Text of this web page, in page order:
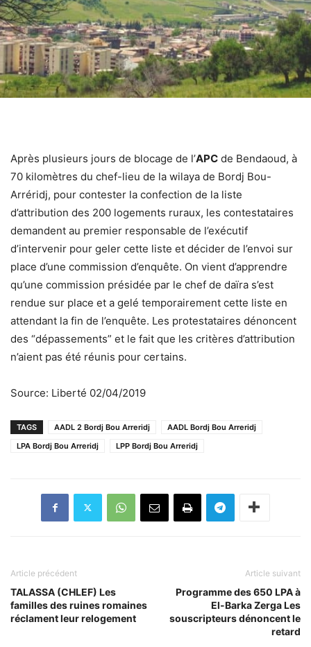
Après plusieurs jours de blocage de l’APC de Bendaoud, à
70 kilomètres du chef-lieu de la wilaya de Bordj Bou-
Arréridj, pour contester la confection de la liste
d’attribution des 200 logements ruraux, les contestataires
demandent au premier responsable de l’exécutif
d’intervenir pour geler cette liste et décider de l’envoi sur
place d’une commission d’enquête. On vient d’apprendre
qu’une commission présidée par le chef de daïra s’est
rendue sur place et a gelé temporairement cette liste en
attendant la fin de l’enquête. Les protestataires dénoncent
des “dépassements” et le fait que les critères d’attribution
n’aient pas été réunis pour certains.
Source: Liberté 02/04/2019
TAGS AADL 2 Bordj Bou Arreridj
AADL Bordj Bou Arreridj
LPA Bordj Bou Arreridj
LPP Bordj Bou Arreridj
Article précédent
TALASSA (CHLEF) Les
familles des ruines romaines
réclament leur relogement
Article suivant
Programme des 650 LPA à
El-Barka Zerga Les
souscripteurs dénoncent le
retard